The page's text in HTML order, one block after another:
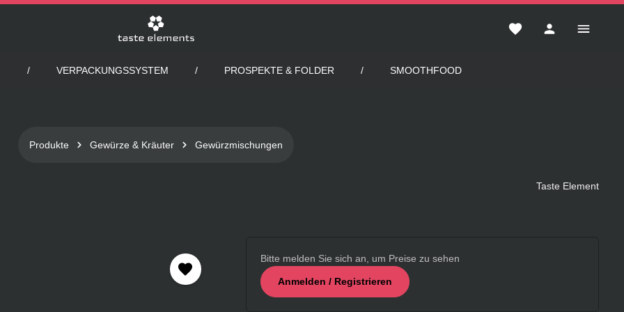
VERPACKUNGSSYSTEM PROSPEKTE & FOLDER SMOOTHFOOD
Produkte Gewürze & Kräuter Gewürzmischungen
Taste Element
Bitte melden Sie sich an, um Preise zu sehen
Anmelden / Registrieren